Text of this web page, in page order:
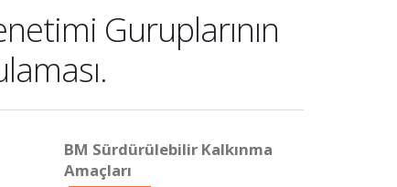
Guruplarının
BM Sürdürülebilir Kalkınma
Amaçları